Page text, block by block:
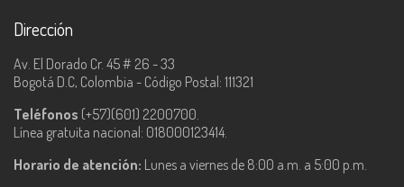
Dirección
Av. El Dorado Cr. 45 # 26 - 33
Bogotá D.C, Colombia - Código Postal: 111321
Teléfonos (+57)(601) 2200700.
Línea gratuita nacional: 018000123414.
Horario de atención: Lunes a viernes de 8:00 a.m. a 5:00 p.m.